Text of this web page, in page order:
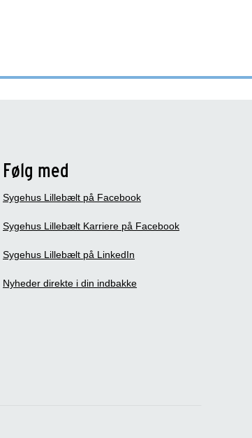
Følg med
Sygehus Lillebælt på Facebook
Sygehus Lillebælt Karriere på Facebook
Sygehus Lillebælt på LinkedIn
Nyheder direkte i din indbakke